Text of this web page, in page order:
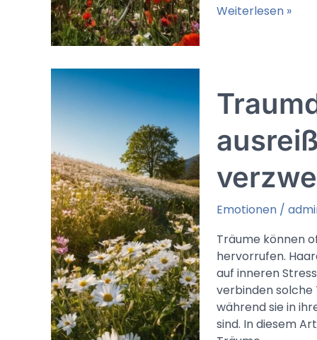
Traumdeutung
Zurückweisung
oder
Veränderungen
Weiterlesen »
Emotionen /
Träume können
hervorrufen.
auf inneren
verbinden solche
während sie in
sind. In diesem